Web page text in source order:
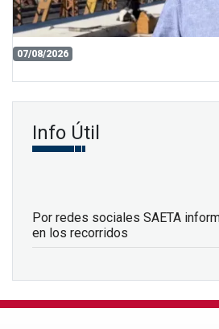
07/08/2026
Info Útil
Por redes sociales SAETA
en los recorridos